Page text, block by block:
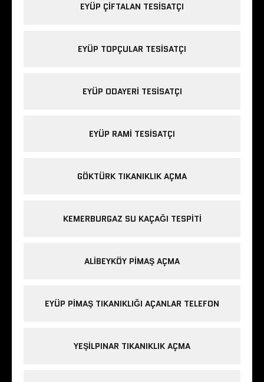
EYÜP ÇIFTALAN TESISATÇI
EYÜP TOPÇULAR TESISATÇI
EYÜP ODAYERI TESISATÇI
EYÜP RAMI TESISATÇI
GÖKTÜRK TIKANIKLIK AÇMA
KEMERBURGAZ SU KAÇAĞI TESPITI
ALIBEYKÖY PIMAŞ AÇMA
EYÜP PIMAŞ TIKANIKLIĞI AÇANLAR TELEFON
YEŞILPINAR TIKANIKLIK AÇMA